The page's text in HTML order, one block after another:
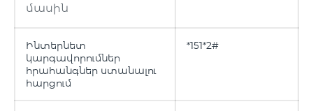
մասին
Ինտերնետ
կարգավորումներ
հրահանգներ ստանալու
հարցում
*151*2#